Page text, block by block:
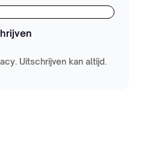
Uitschrijven kan altijd.